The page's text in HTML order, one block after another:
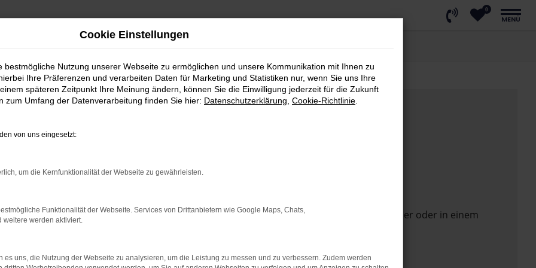
0
MENÜ
das Laden bestimmter Seiten verhindern. Funktioniert die Seite in einem anderen Browser oder in einem
zu beheben.
Cookie Einstellungen
bestmögliche Nutzung unserer Webseite zu ermöglichen und unsere Kommunikation mit Ihnen zu
Ihre Präferenzen und verarbeiten Daten für Marketing und Statistiken nur, wenn Sie uns Ihre
späteren Zeitpunkt Ihre Meinung ändern, können Sie die Einwilligung jederzeit für die Zukunft
zum Umfang der Datenverarbeitung finden Sie hier: Datenschutzerklärung Cookie-Richtlinie
von uns eingesetzt:
um die Kernfunktionalität der Webseite zu gewährleisten.
Funktionalität der Webseite. Services von Drittanbietern wie Google Maps, Chats,
weitere werden aktiviert.
es uns, die Nutzung der Webseite zu analysieren, um die Leistung zu messen und zu verbessern. Zudem werden